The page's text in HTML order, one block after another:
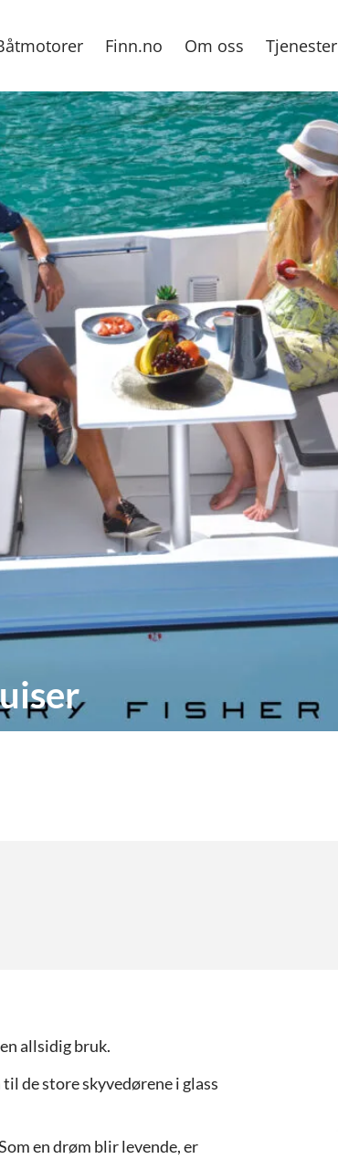
Finn.no Om oss Tjenester
allsidig bruk.
de store skyvedørene i glass
en drøm blir levende, er